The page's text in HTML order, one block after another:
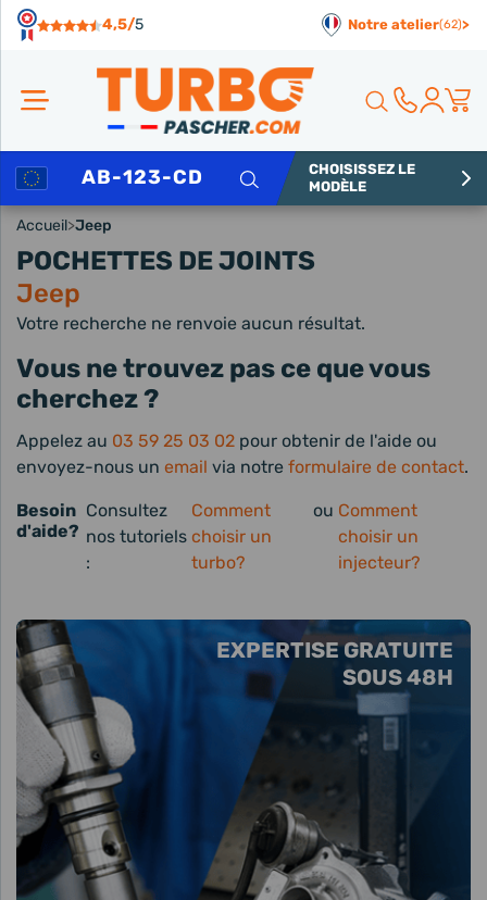
4,5/5 Notre atelier(62)>
Rechercher
CHOISISSEZ LE
MODÈLE
Accueil>Jeep
POCHETTES DE JOINTS
Jeep
EXPERTISE GRATUITE
SOUS 48H
Votre recherche ne renvoie aucun résultat.
Vous ne trouvez pas ce que vous
cherchez ?
Appelez au 03 59 25 03 02 pour obtenir de l'aide ou
envoyez-nous un email via notre formulaire de contact.
Besoin
d'aide?
Consultez
nos tutoriels
:
Comment
choisir un
turbo?
ou Comment
choisir un
injecteur?
Panneau de gestion des cookies